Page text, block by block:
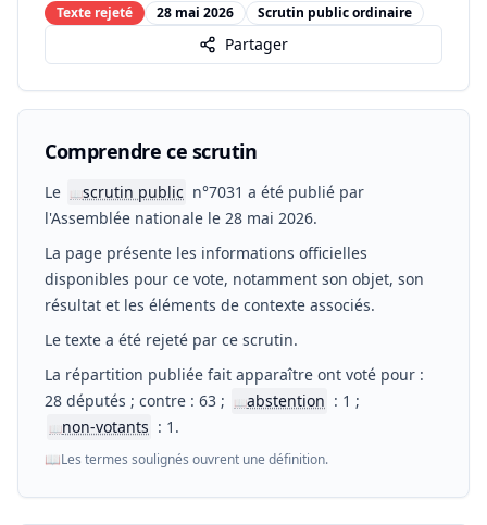
Texte rejeté 28 mai 2026 Scrutin public ordinaire
Partager
Comprendre ce scrutin
Le 📖scrutin public n°7031 a été publié par
l'Assemblée nationale le 28 mai 2026.
La page présente les informations officielles
disponibles pour ce vote, notamment son objet, son
résultat et les éléments de contexte associés.
Le texte a été rejeté par ce scrutin.
La répartition publiée fait apparaître ont voté pour :
28 députés ; contre : 63 ;
📖abstention : 1 ;
📖non-votants : 1.
📖Les termes soulignés ouvrent une définition.